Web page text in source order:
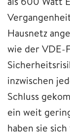
Hausnetz
wie der VDE-
inzwischen
Schluss
ein weit
haben sie